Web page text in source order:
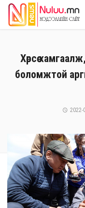
Хөрсөө
боломжтой
2022-